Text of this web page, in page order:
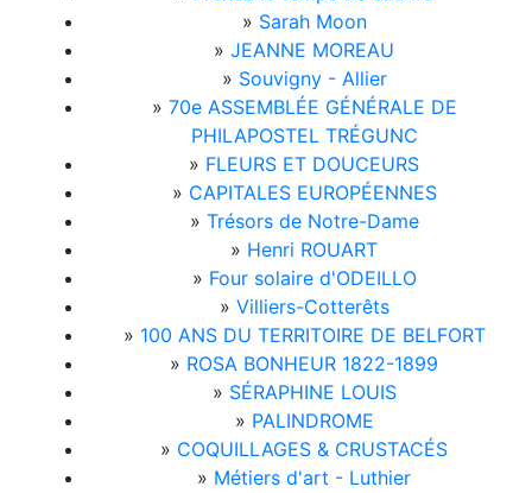
» Sarah Moon
» JEANNE MOREAU
» Souvigny - Allier
» 70e ASSEMBLÉE GÉNÉRALE DE
PHILAPOSTEL TRÉGUNC
» FLEURS ET DOUCEURS
» CAPITALES EUROPÉENNES
» Trésors de Notre-Dame
» Henri ROUART
» Four solaire d'ODEILLO
» Villiers-Cotterêts
» 100 ANS DU TERRITOIRE DE BELFORT
» ROSA BONHEUR 1822-1899
» SÉRAPHINE LOUIS
» PALINDROME
» COQUILLAGES & CRUSTACÉS
» Métiers d'art - Luthier